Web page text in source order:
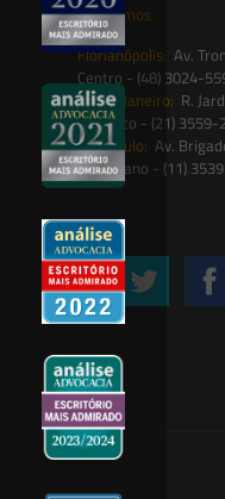
Onde estamos
Florianópolis: Av.
Centro - (48) 3024-
Rio de Janeiro: R.
Botânico - (21) 3559-
São Paulo: Av.
Paulistano - (11)
Siga-nos